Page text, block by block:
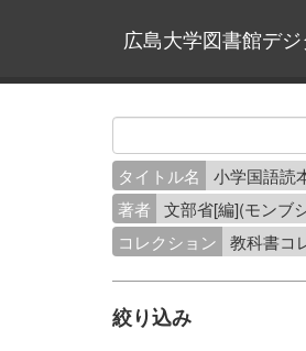
広島大学図書館デ
タイトル名
小学国語読
著者
文部省[編](モンブ
コレクション
教科書コ
絞り込み